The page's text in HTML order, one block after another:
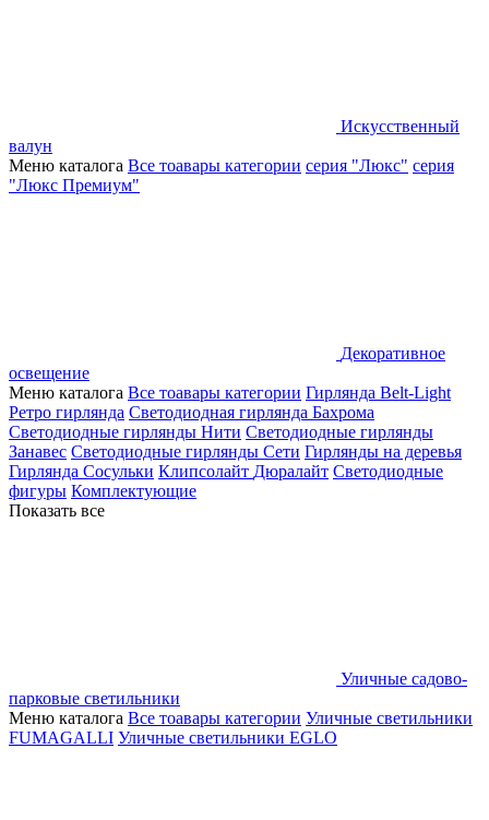
Искусственный
валун
Меню каталога Все тоавары категории серия "Люкс" серия
"Люкс Премиум"
Декоративное
освещение
Меню каталога Все тоавары категории Гирлянда Belt-Light
Ретро гирлянда Светодиодная гирлянда Бахрома
Светодиодные гирлянды Нити Светодиодные гирлянды
Занавес Светодиодные гирлянды Сети Гирлянды на деревья
Гирлянда Сосульки Клипсолайт Дюралайт Светодиодные
фигуры Комплектующие
Показать все
Уличные садово-
парковые светильники
Меню каталога Все тоавары категории Уличные светильники
FUMAGALLI Уличные светильники EGLO